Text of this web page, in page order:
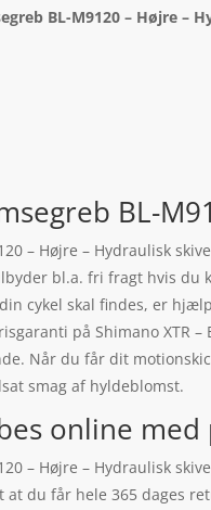
BL-M9120 – Højre –
BL-
– Højre – Hydraulisk
bl.a. fri fragt hvis
cykel skal findes, er
på Shimano XTR
Når du får dit
smag af hyldeblomst.
online med
– Højre – Hydraulisk
at du får hele 365 dages